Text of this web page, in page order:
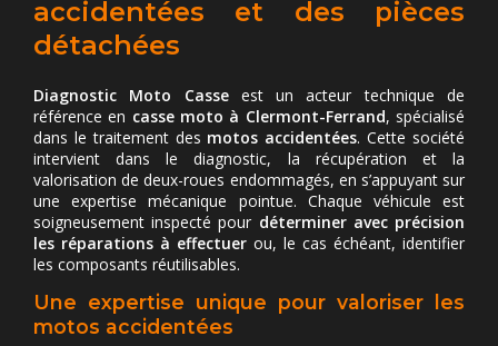
accidentées et des pièces
détachées
Diagnostic Moto Casseest un acteur technique de
référence en casse moto à Clermont-Ferrand, spécialisé
dans le traitement des motos accidentées. Cette société
intervient dans le diagnostic, la récupération et la
valorisation de deux-roues endommagés, en s’appuyant sur
une expertise mécanique pointue. Chaque véhicule est
soigneusement inspecté pour déterminer avec précision
les réparations à effectuer ou, le cas échéant, identifier
les composants réutilisables.
Une expertise unique pour valoriser les
motos accidentées